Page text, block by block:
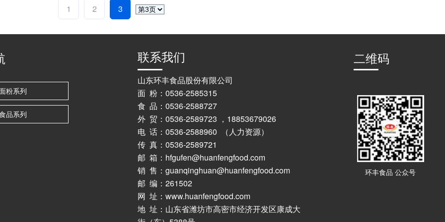
1 2 3
粉系列
品系列
联系我们
山东环丰食品股份有限公司
面 粉：0536-2585315
食 品：0536-2588727
外 贸：0536-2589723 ，18853679026
电 话：0536-2588960 （人力资源）
传 真：0536-2589721
邮 箱：hfgufen@huanfengfood.com
销 售：guanqinghuan@huanfengfood.com
邮 编：261502
网 址：www.huanfengfood.com
地 址：山东省潍坊市高密市经济开发区康成大
二维码
环丰食品 公众号